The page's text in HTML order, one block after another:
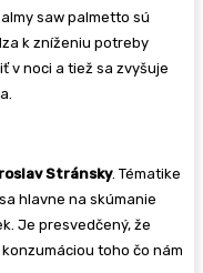
saw palmetto sú
k zníženiu potreby
v noci a tiež sa zvyšuje
Stránsky. Tématike
hlavne na skúmanie
Je presvedčený, že
toho čo nám